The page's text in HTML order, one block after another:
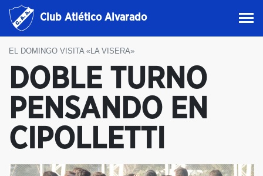
Club Atlético Alvarado
EL DOMINGO VISITA «LA VISERA»
DOBLE TURNO
PENSANDO EN
CIPOLLETTI